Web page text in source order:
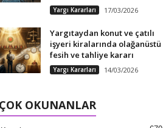
Yargı Kararları 17/03/2026
Yargıtaydan konut ve çatılı
işyeri kiralarında olağanüstü
fesih ve tahliye kararı
Yargı Kararları 14/03/2026
OKUNANLAR